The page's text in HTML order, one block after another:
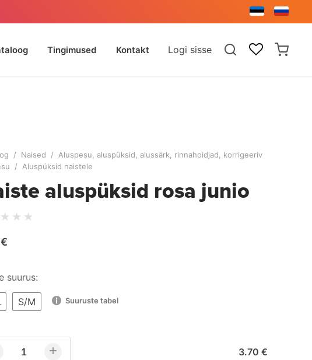
Tingimused Kontakt Logi sisse
/ Naised /
Aluspesu, aluspüksid, alussärk, rinnahoidjad, korrigeeriv
/ Aluspüksid naistele
aluspüksid rosa junio
suurus:
S/M Suuruste tabel
3.70 €